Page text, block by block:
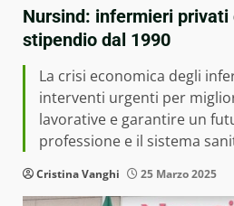
Nursind: infermieri privati
stipendio dal 1990
La crisi economica degli
interventi urgenti per
lavorative e garantire un
professione e il sistema
Cristina Vanghi 25 Marzo 2025